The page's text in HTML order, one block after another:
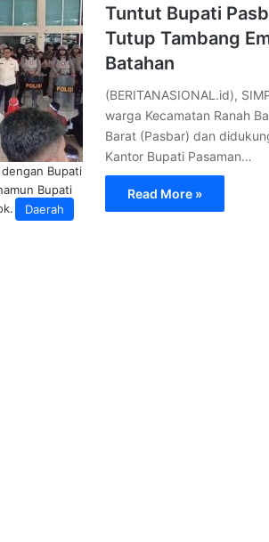
Daerah
Bupati
Bupati
Istimewa)
Tuntut Bupati
Tutup Tambang
Batahan
(BERITANASIONAL.id),
warga Kecamatan Ranah
Barat (Pasbar) dan
Kantor Bupati Pasaman…
Read More »